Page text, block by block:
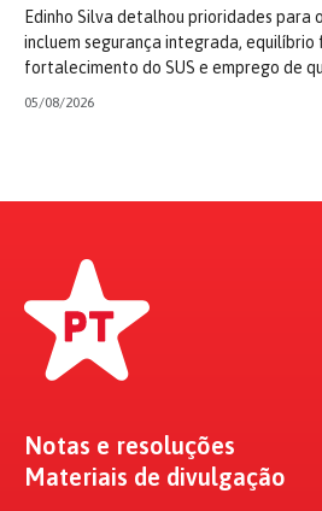
Edinho Silva detalhou prioridades para
incluem segurança integrada,
fortalecimento do SUS e emprego de
05/08/2026
Notas e resoluções
Materiais de divulgação